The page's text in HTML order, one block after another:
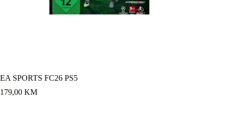
EA SPORTS FC26 PS5
179,00 KM